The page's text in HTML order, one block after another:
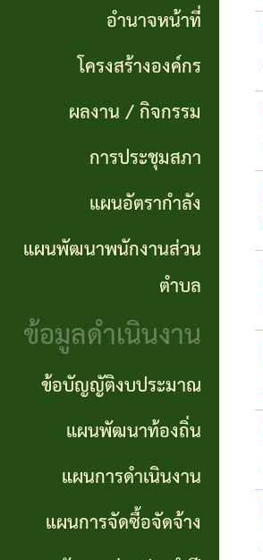
รายงาน
จัดซื้อ
จัดจ้าง
ข่าว
จัด
ซื้อ
จ้าง
ภาค
รัฐ
(e-
GP)
คู่มือ
การ
แผนการ
ดำเนิน
งาน
แผนการ
จัดซื้อ
ราย
จ่าย
ประจำ
ปี
รายงาน
ผลการ
ดำเนิน
กิจ
หน้าที่
โครงสร้าง
องค์กร
/
กิจกรรม
การ
ประชุม
สภา
อำนาจหน้าที่
โครงสร้างองค์กร
ผลงาน / กิจกรรม
การประชุมสภา
แผนอัตรากำลัง
แผนพัฒนาพนักงานส่วน
ตำบล
ข้อมูลดำเนินงาน
ข้อบัญญัติงบประมาณ
แผนพัฒนาท้องถิ่น
แผนการดำเนินงาน
แผนการจัดซื้อจัดจ้าง